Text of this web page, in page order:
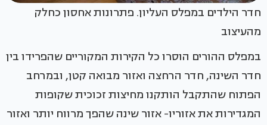
חדר הילדים במפלס העליון. פתרונות אחסון כחלק
מהעיצוב
במפלס ההורים הוסרו כל הקירות המקוריים שהפרידו בין
חדר השינה, חדר הרחצה ואזור מבואה קטן, ובמרחב
הפתוח שהתקבל הותקנו מחיצות זכוכית שקופות
המגדירות את אזוריו- אזור שינה שהפך מרווח יותר ואזור